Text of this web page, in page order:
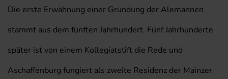
Die erste Erwähnung einer Gründung der Alemannen
stammt aus dem fünften Jahrhundert. Fünf Jahrhunderte
später ist von einem Kollegiatstift die Rede und
Aschaffenburg fungiert als zweite Residenz der Mainzer